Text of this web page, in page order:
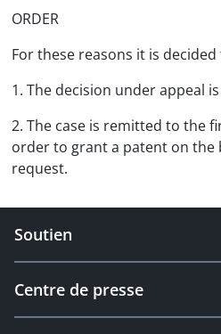
ORDER
For these reasons it is decided
1. The decision under appeal
2. The case is remitted to the
order to grant a patent on the
request.
Soutien
Centre de presse